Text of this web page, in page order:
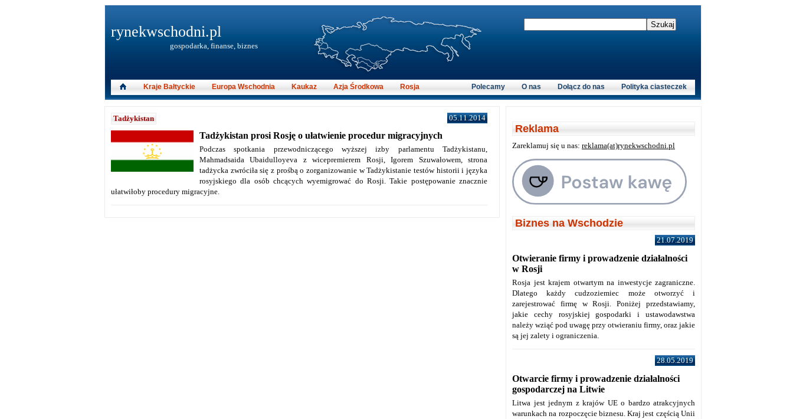
Tadżykistan 05.11.2014
Tadżykistan prosi Rosję o ułatwienie procedur migracyjnych
Podczas spotkania przewodniczącego wyższej izby parlamentu Tadżykistanu,
Mahmadsaida Ubaidulloyeva z wicepremierem Rosji, Igorem Szuwałowem, strona
tadżycka zwróciła się z prośbą o zorganizowanie w Tadżykistanie testów historii i języka
rosyjskiego dla osób chcących wyemigrować do Rosji. Takie postępowanie znacznie
ułatwiłoby procedury migracyjne.
rynekwschodni.pl
gospodarka, finanse, biznes
Kraje Bałtyckie Europa Wschodnia Kaukaz Azja Środkowa Rosja Polityka ciasteczek
Dołącz do nas
O nas
Polecamy
Reklama
Zareklamuj się u nas: reklama(at)rynekwschodni.pl
Biznes na Wschodzie
21.07.2019
Otwieranie firmy i prowadzenie działalności
w Rosji
Rosja jest krajem otwartym na inwestycje zagraniczne.
Dlatego każdy cudzoziemiec może otworzyć i
zarejestrować firmę w Rosji. Poniżej przedstawiamy,
jakie cechy rosyjskiej gospodarki i ustawodawstwa
należy wziąć pod uwagę przy otwieraniu firmy, oraz jakie
są jej zalety i ograniczenia.
28.05.2019
Otwarcie firmy i prowadzenie działalności
gospodarczej na Litwie
Litwa jest jednym z krajów UE o bardzo atrakcyjnych
warunkach na rozpoczęcie biznesu. Kraj jest częścią Unii